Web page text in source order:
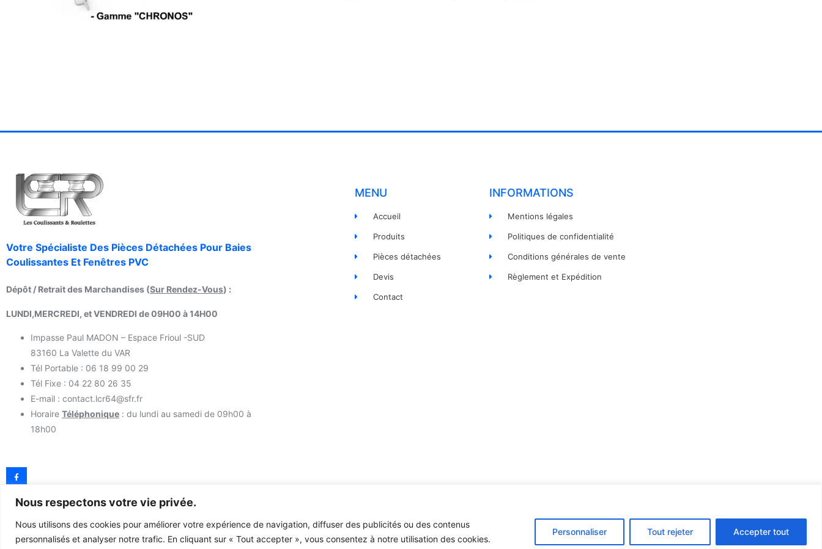
Nous respectons votre vie privée.
Nous utilisons des cookies pour améliorer votre expérience de navigation, diffuser des publicités ou des contenus
personnalisés et analyser notre trafic. En cliquant sur « Tout accepter », vous consentez à notre utilisation des cookies.
Personnaliser Tout rejeter Accepter tout
Votre Spécialiste Des Pièces Détachées Pour Baies
Coulissantes Et Fenêtres PVC
Dépôt / Retrait des Marchandises (Sur Rendez-Vous) :
LUNDI,MERCREDI, et VENDREDI de 09H00 à 14H00
Impasse Paul MADON – Espace Frioul -SUD
83160 La Valette du VAR
Tél Portable : 06 18 99 00 29
Tél Fixe : 04 22 80 26 35
E-mail : contact.lcr64@sfr.fr
Horaire Téléphonique : du lundi au samedi de 09h00 à
18h00
MENU
Accueil
Produits
Pièces détachées
Devis
Contact
INFORMATIONS
Mentions légales
Politiques de confidentialité
Conditions générales de vente
Règlement et Expédition
© 2023 TOUS DROITS RÉSERVÉS - LCR Création site internet par l’agence Web Jsemproduction